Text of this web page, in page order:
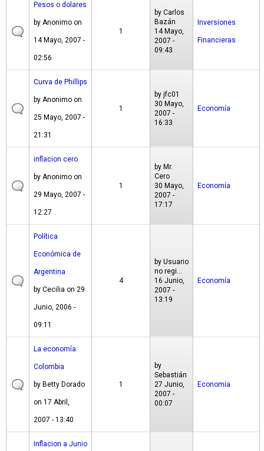
Pesos o dolares
by Anonimo on
14 Mayo, 2007 -
02:56
1
by Carlos
Bazán
14 Mayo,
2007 -
09:43
Inversiones
Financieras
Curva de Phillips
by Anonimo on
25 Mayo, 2007 -
21:31
1
by jfc01
30 Mayo,
2007 -
16:33
Economía
inflacion cero
by Anonimo on
29 Mayo, 2007 -
12:27
1
by Mr.
Cero
30 Mayo,
2007 -
17:17
Economía
Política
Económica de
Argentina
by Cecilia on 29
Junio, 2006 -
09:11
4
by Usuario
no regi...
16 Junio,
2007 -
13:19
Economía
La economía
Colombia
by Betty Dorado
on 17 Abril,
2007 - 13:40
1
by
Sebastián
27 Junio,
2007 -
00:07
Economía
Inflacion a Junio